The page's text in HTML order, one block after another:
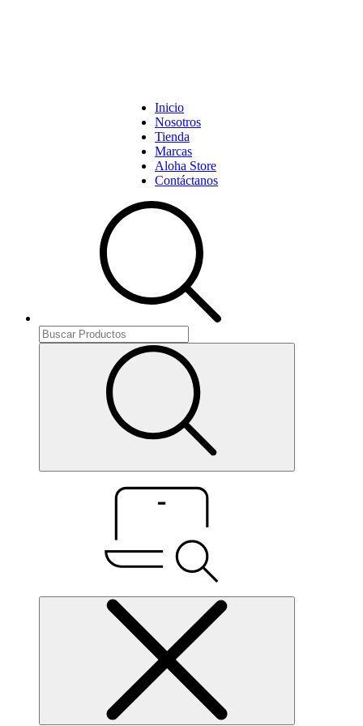
Inicio
Nosotros
Tienda
Marcas
Aloha Store
Contáctanos